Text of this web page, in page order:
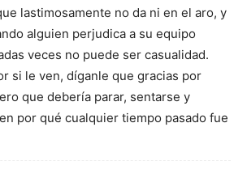
lastimosamente no da ni en el aro, y
alguien perjudica a su equipo
veces no puede ser casualidad.
si le ven, díganle que gracias por
que debería parar, sentarse y
por qué cualquier tiempo pasado fue